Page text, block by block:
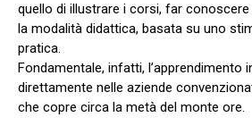
quello di illustrare i corsi, far
la modalità didattica, basata su uno
pratica.
Fondamentale, infatti, l’apprendimento
direttamente nelle aziende
che copre circa la metà del monte ore.